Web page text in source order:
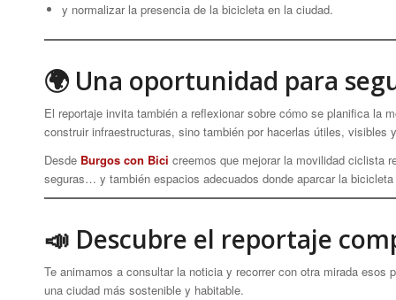
y normalizar la presencia de la bicicleta en la ciudad.
🌍 Una oportunidad para
El reportaje invita también a reflexionar sobre cómo se planifica la
construir infraestructuras, sino también por hacerlas útiles,
Desde Burgos con Bici creemos que mejorar la movilidad ciclista
seguras… y también espacios adecuados donde aparcar la
📣 Descubre el reportaje
Te animamos a consultar la noticia y recorrer con otra mirada esos
una ciudad más sostenible y habitable.